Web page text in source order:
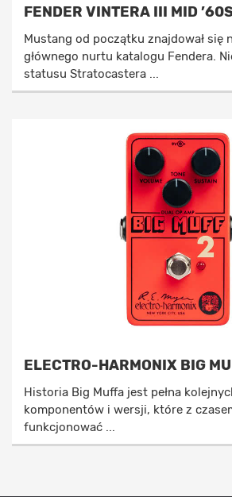
FENDER VINTERA III MID
Mustang od początku znajdował się
głównego nurtu katalogu Fendera.
statusu Stratocastera ...
ELECTRO-HARMONIX BIG
Historia Big Muffa jest pełna
komponentów i wersji, które z
funkcjonować ...